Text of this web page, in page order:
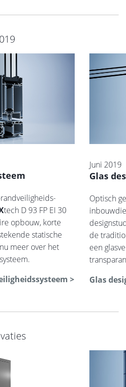
tech D 93 FP EI 30
opbouw, korte
statische
meer over het
>
Juni 2019
Glas
Optisch
de
een
Glas